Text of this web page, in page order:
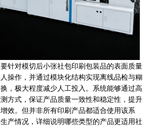
针对模切后小张社包印刷包装品的表面质量
操作，并通过模块化结构实现离线品检与糊
，极大程度减少人工投入。系统能够通过高
方式，保证产品质量一致性和稳定性，提升
效。但并非所有印刷产品都适合使用该系
产情况，详细说明哪些类型的产品更适用社